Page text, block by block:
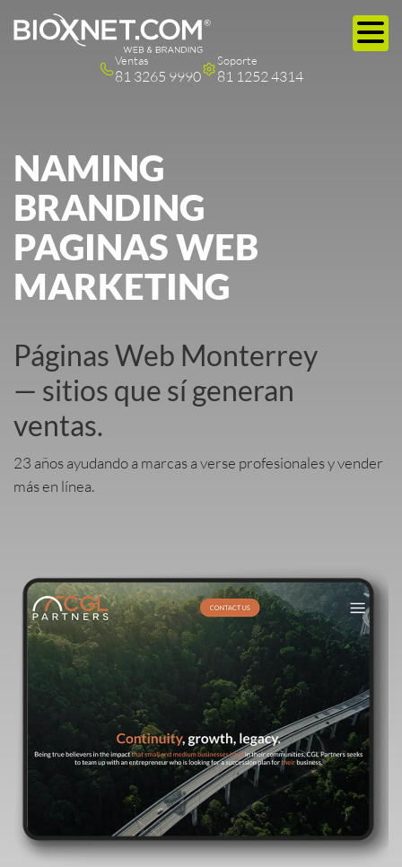
Ventas
81 3265 9990
Soporte
81 1252 4314
NAMING
BRANDING
PAGINAS WEB
MARKETING
Páginas Web Monterrey
— sitios que sí generan
ventas.
23 años ayudando a marcas a verse profesionales y vender
más en línea.